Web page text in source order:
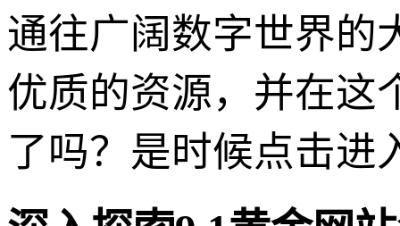
通往广阔数字世界的
优质的资源，并在这
了吗？是时候点击进